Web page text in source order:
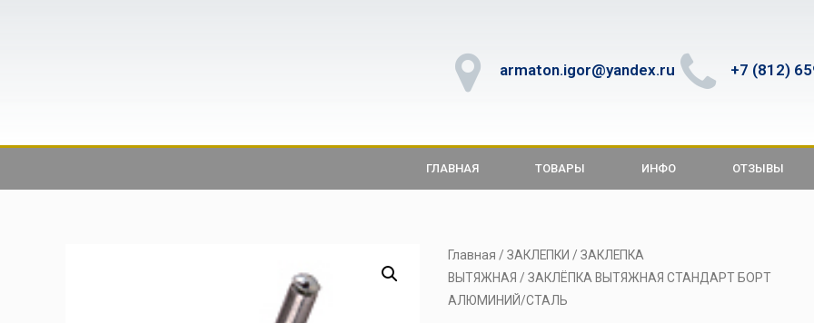
armaton.igor@yandex.ru +7 (812)
ГЛАВНАЯ ТОВАРЫ ИНФО ОТЗЫВЫ
Главная / ЗАКЛЕПКИ / ЗАКЛЕПКА
ВЫТЯЖНАЯ / ЗАКЛЁПКА ВЫТЯЖНАЯ СТАНДАРТ БОРТ
АЛЮМИНИЙ/СТАЛЬ